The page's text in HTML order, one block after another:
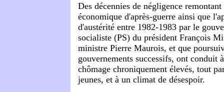
Des décennies de négligence
économique d'après-guerre ainsi que
d'austérité entre 1982-1983 par le
socialiste (PS) du président François
ministre Pierre Maurois, et que
gouvernements successifs, ont conduit
chômage chroniquement élevés, tout
jeunes, et à un climat de désespoir.